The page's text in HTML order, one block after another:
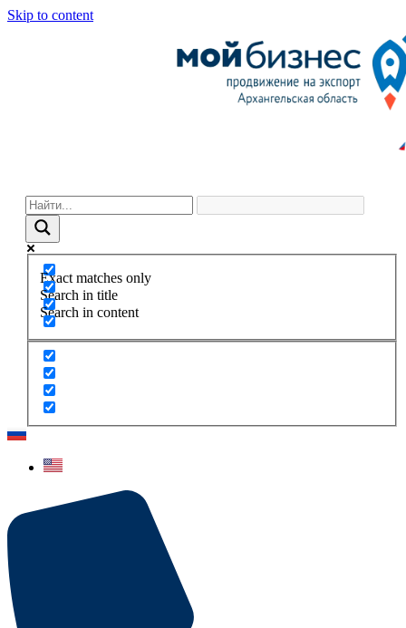
Skip to content
Exact matches only
Search in title
Search in content